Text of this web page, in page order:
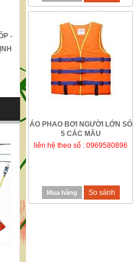
ÁO PHAO BƠI NGƯỜI LỚN SỐ
5 CÁC MẦU
liên hệ theo số : 0969580896
Mua hàng So sánh
-
GỜ GIẢM TỐC BẰNG THÉP
liên hệ theo số : 0969580896
Mua hàng So sánh